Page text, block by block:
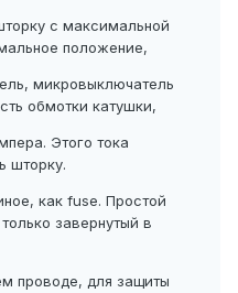
с максимальной
положение,
микровыключатель
обмотки катушки,
Этого тока
шторку.
как fuse. Простой
завернутый в
проводе, для защиты